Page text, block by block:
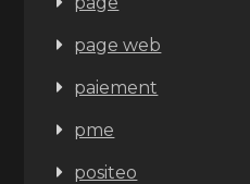
page web
paiement
pme
positeo